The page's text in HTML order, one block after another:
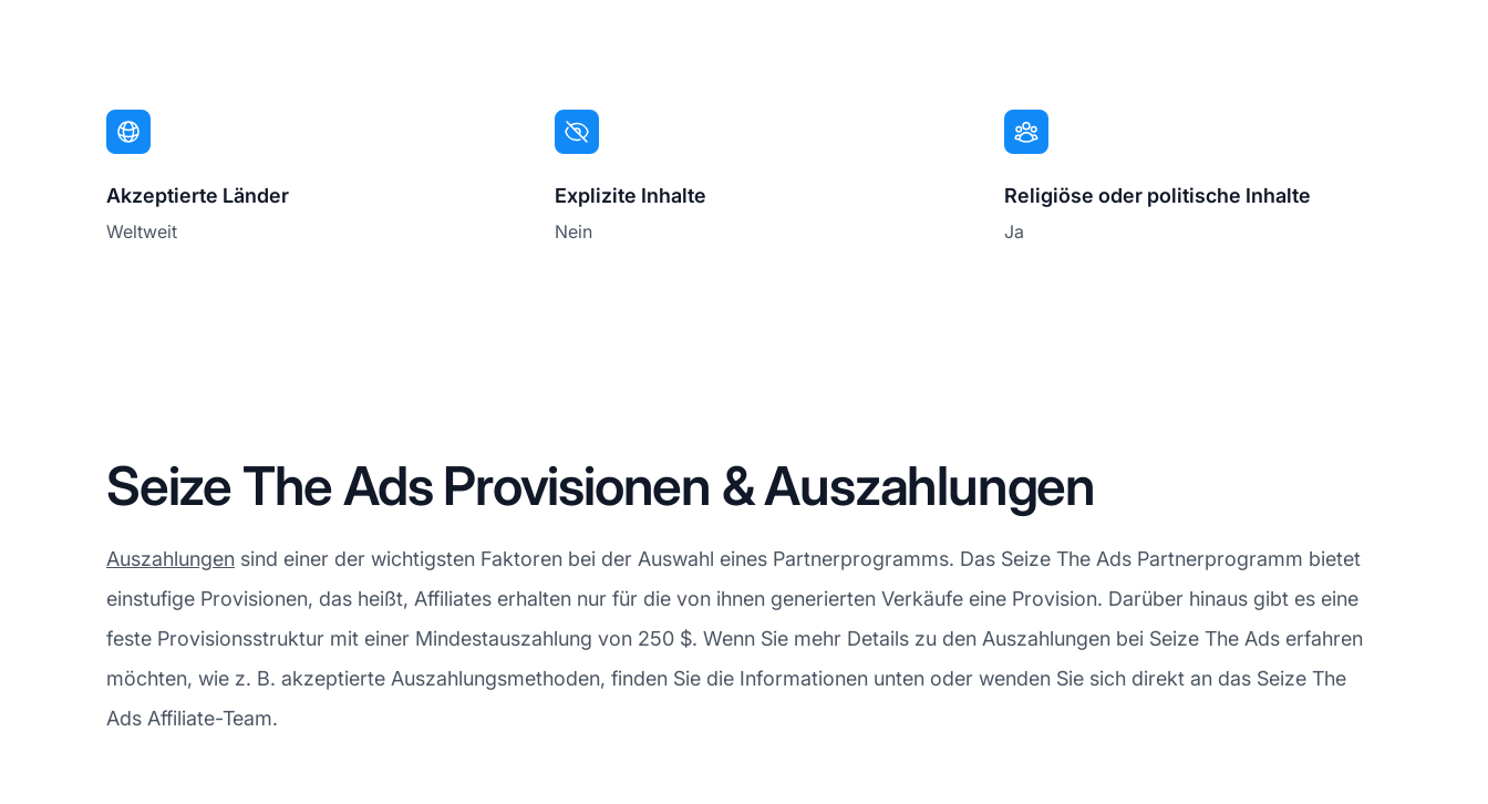
Akzeptierte Länder
Weltweit
Explizite Inhalte
Nein
Religiöse oder politische Inhalte
Ja
Seize The Ads Provisionen & Auszahlungen
Auszahlungen sind einer der wichtigsten Faktoren bei der Auswahl eines Partnerprogramms. Das Seize The Ads Partnerprogramm bietet
einstufige Provisionen, das heißt, Affiliates erhalten nur für die von ihnen generierten Verkäufe eine Provision. Darüber hinaus gibt es eine
feste Provisionsstruktur mit einer Mindestauszahlung von 250 $. Wenn Sie mehr Details zu den Auszahlungen bei Seize The Ads erfahren
möchten, wie z. B. akzeptierte Auszahlungsmethoden, finden Sie die Informationen unten oder wenden Sie sich direkt an das Seize The
Ads Affiliate-Team.